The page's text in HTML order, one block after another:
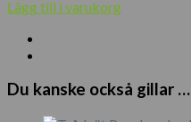
Lägg till i varukorg
Du kanske också gillar …